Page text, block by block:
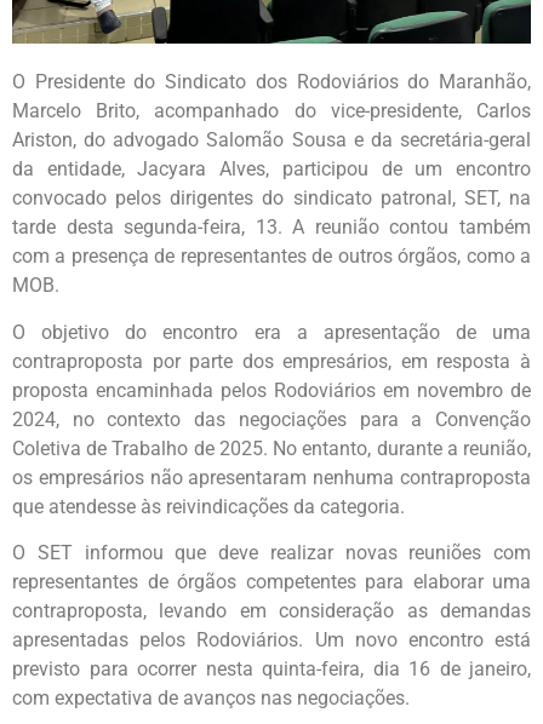
O Presidente do Sindicato dos Rodoviários do Maranhão,
Marcelo Brito, acompanhado do vice-presidente, Carlos
Ariston, do advogado Salomão Sousa e da secretária-geral
da entidade, Jacyara Alves, participou de um encontro
convocado pelos dirigentes do sindicato patronal, SET, na
tarde desta segunda-feira, 13. A reunião contou também
com a presença de representantes de outros órgãos, como a
MOB.
O objetivo do encontro era a apresentação de uma
contraproposta por parte dos empresários, em resposta à
proposta encaminhada pelos Rodoviários em novembro de
2024, no contexto das negociações para a Convenção
Coletiva de Trabalho de 2025. No entanto, durante a reunião,
os empresários não apresentaram nenhuma contraproposta
que atendesse às reivindicações da categoria.
O SET informou que deve realizar novas reuniões com
representantes de órgãos competentes para elaborar uma
contraproposta, levando em consideração as demandas
apresentadas pelos Rodoviários. Um novo encontro está
previsto para ocorrer nesta quinta-feira, dia 16 de janeiro,
com expectativa de avanços nas negociações.